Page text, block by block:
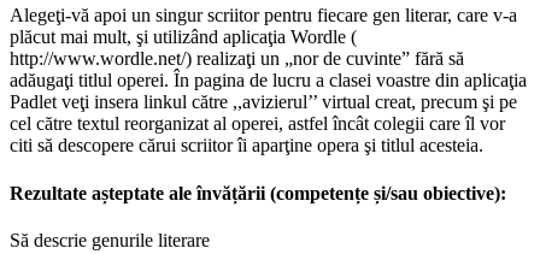
Alegeţi-vă apoi un singur scriitor pentru fiecare gen literar, care v-a
plăcut mai mult, şi utilizând aplicaţia Wordle (
http://www.wordle.net/) realizaţi un „nor de cuvinte” fără să
adăugaţi titlul operei. În pagina de lucru a clasei voastre din aplicaţia
Padlet veţi insera linkul către ,,avizierul’’ virtual creat, precum şi pe
cel către textul reorganizat al operei, astfel încât colegii care îl vor
citi să descopere cărui scriitor îi aparţine opera şi titlul acesteia.
Rezultate așteptate ale învățării (competențe și/sau obiective):
Să descrie genurile literare